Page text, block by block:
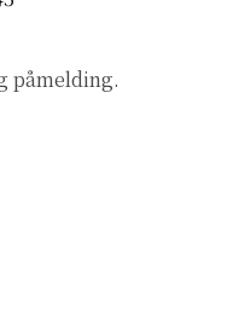
påmelding.